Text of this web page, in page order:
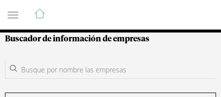
Guía de Empresas Colombianas
Buscador de información de empresas